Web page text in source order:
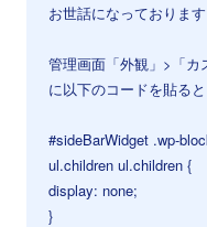
お世話になっております
管理画面「外観」>「カ
に以下のコードを貼る
#sideBarWidget .wp-
ul.children ul.children {
display: none;
}